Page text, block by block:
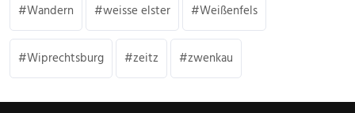
Wandern weisse elster Weißenfels
Wiprechtsburg zeitz zwenkau